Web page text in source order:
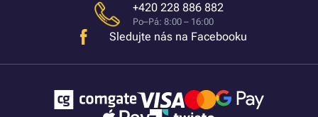
+420 228 886 882
Po–Pá: 8:00 – 16:00
Sledujte nás na Facebooku